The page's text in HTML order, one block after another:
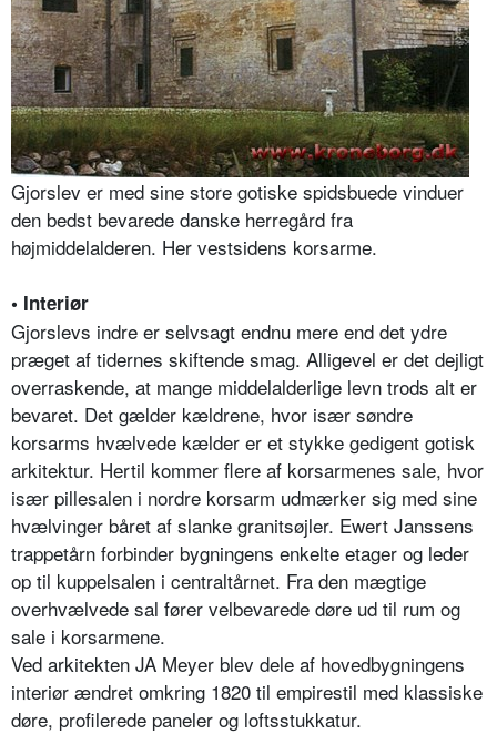
Gjorslev er med sine store gotiske spidsbuede vinduer
den bedst bevarede danske herregård fra
højmiddelalderen. Her vestsidens korsarme.
• Interiør
Gjorslevs indre er selvsagt endnu mere end det ydre
præget af tidernes skiftende smag. Alligevel er det dejligt
overraskende, at mange middelalderlige levn trods alt er
bevaret. Det gælder kældrene, hvor især søndre
korsarms hvælvede kælder er et stykke gedigent gotisk
arkitektur. Hertil kommer flere af korsarmenes sale, hvor
især pillesalen i nordre korsarm udmærker sig med sine
hvælvinger båret af slanke granitsøjler. Ewert Janssens
trappetårn forbinder bygningens enkelte etager og leder
op til kuppelsalen i centraltårnet. Fra den mægtige
overhvælvede sal fører velbevarede døre ud til rum og
sale i korsarmene.
Ved arkitekten JA Meyer blev dele af hovedbygningens
interiør ændret omkring 1820 til empirestil med klassiske
døre, profilerede paneler og loftsstukkatur.